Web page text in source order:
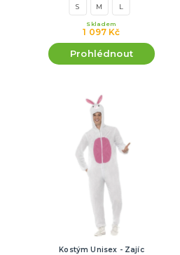
S M L
1 097 Kč
Skladem
Prohlédnout
Kostým Unisex - Zajíc